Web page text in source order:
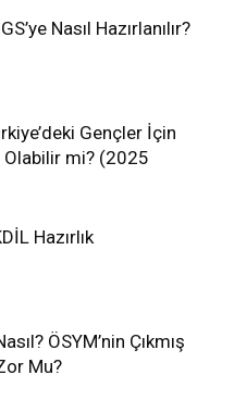
Nasıl Hazırlanılır?
Gençler İçin
mi? (2025
Hazırlık
ÖSYM’nin Çıkmış
Mu?